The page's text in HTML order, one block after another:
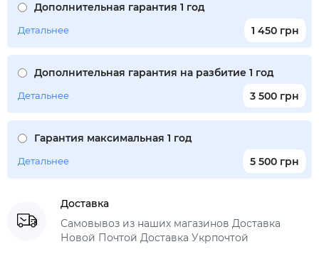
Дополнительная гарантия 1 год
1 450 грн
Детальнее
Дополнительная гарантия на разбитие 1 год
3 500 грн
Детальнее
Гарантия максимальная 1 год
5 500 грн
Детальнее
Доставка
Самовывоз из наших магазинов Доставка
Новой Почтой Доставка Укрпочтой